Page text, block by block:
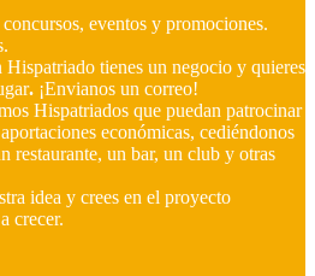
concursos, eventos y promociones.
Hispatriado tienes un negocio y quieres
. ¡Envianos un correo!
Hispatriados que puedan patrocinar
económicas, cediéndonos
restaurante, un bar, un club y otras
idea y crees en el proyecto
crecer.